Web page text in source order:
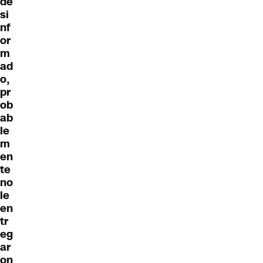
si
nf
or
m
ad
o,
pr
ob
ab
le
m
en
te
no
le
en
tr
eg
ar